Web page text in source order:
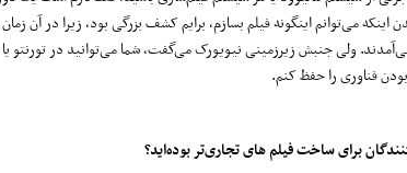
می‌توانم اینگونه فیلم بسازم، برایم کشف بزرگی بود، زیرا در آن
نمی‌آمدند. ولی جنبش زیرزمینی نیویورک می‌گفت، شما می‌توانید در
فناوری را حفظ کنم.
برای ساخت فیلم های تجاری‌تر بوده‌اید؟